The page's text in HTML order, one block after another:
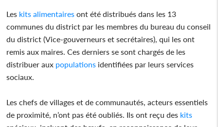
Les kits alimentaires ont été distribués dans les 13
communes du district par les membres du bureau du conseil
du district (Vice-gouverneurs et secrétaires), qui les ont
remis aux maires. Ces derniers se sont chargés de les
distribuer aux populations identifiées par leurs services
sociaux.
Les chefs de villages et de communautés, acteurs essentiels
de proximité, n’ont pas été oubliés. Ils ont reçu des kits